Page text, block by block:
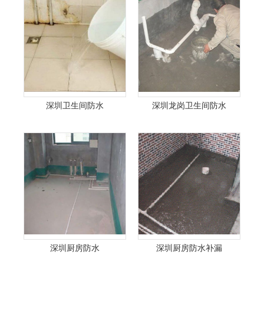
深圳卫生间防水 深圳龙岗卫生间防水
深圳厨房防水 深圳厨房防水补漏